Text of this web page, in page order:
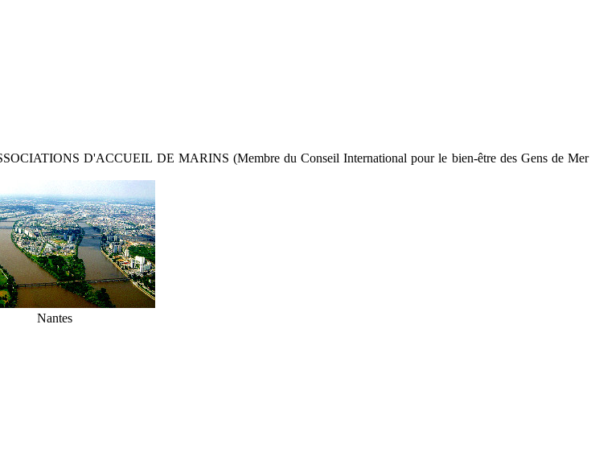
D'ACCUEIL DE MARINS (Membre du Conseil International pour le bien-être des Gens de Mer
Nantes